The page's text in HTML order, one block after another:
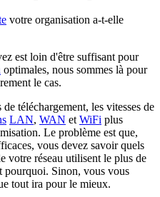
votre organisation a-t-elle
est loin d'être suffisant pour
optimales, nous sommes là pour
le cas.
téléchargement, les vitesses de
LAN, WAN et WiFi plus
Le problème est que,
vous devez savoir quels
votre réseau utilisent le plus de
pourquoi. Sinon, vous vous
tout ira pour le mieux.